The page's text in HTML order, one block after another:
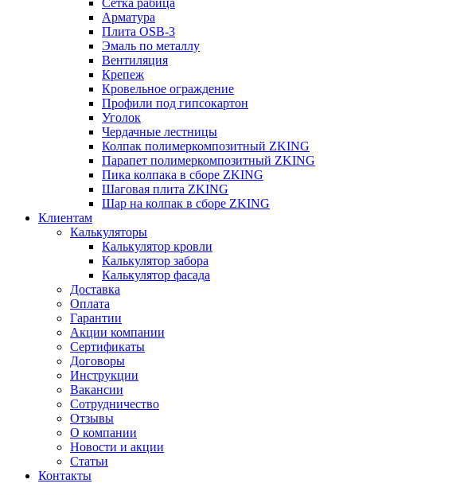
Сетка рабица
Арматура
Плита OSB-3
Эмаль по металлу
Вентиляция
Крепеж
Кровельное ограждение
Профили под гипсокартон
Уголок
Чердачные лестницы
Колпак полимеркомпозитный ZKING
Парапет полимеркомпозитный ZKING
Пика колпака в сборе ZKING
Шаговая плита ZKING
Шар на колпак в сборе ZKING
Клиентам
Калькуляторы
Калькулятор кровли
Калькулятор забора
Калькулятор фасада
Доставка
Оплата
Гарантии
Акции компании
Сертификаты
Договоры
Инструкции
Вакансии
Сотрудничество
Отзывы
О компании
Новости и акции
Статьи
Контакты